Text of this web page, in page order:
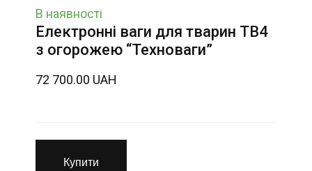
В наявності
Електронні ваги для тварин ТВ4
з огорожею “Техноваги”
72 700.00 UAH
Купити